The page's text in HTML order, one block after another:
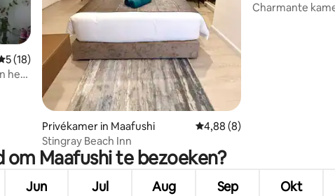
beoordeling van 5 uit 5, 18 recensies
5 (18)
het
Privékamer in Maafushi Gemiddelde beoordeling van
4,88 (8)
Stingray Beach Inn
Charmante
Maafushi te bezoeken?
Jun Jul Aug Sep Okt